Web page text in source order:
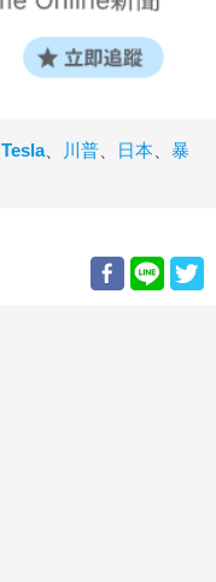
Tesla、 川普 日本
暴